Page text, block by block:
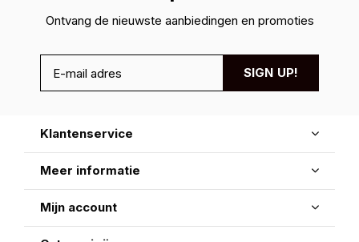
Ontvang de nieuwste aanbiedingen en promoties
SIGN UP!
Klantenservice
Meer informatie
Mijn account